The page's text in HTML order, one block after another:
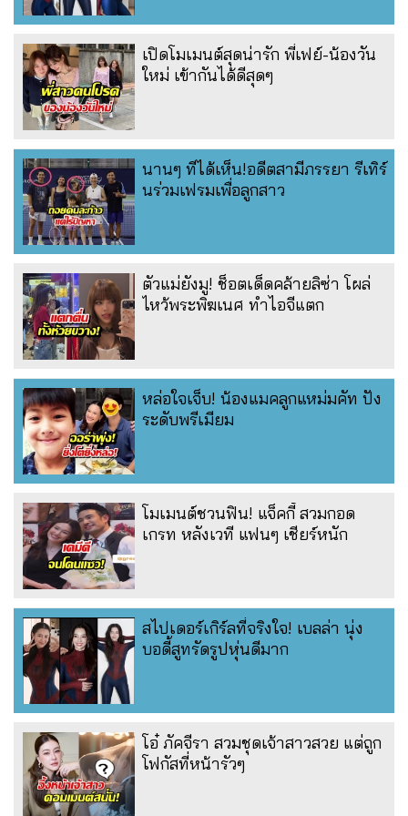
เปิดโมเมนต์สุดน่ารัก พี่เฟย์-น้องวัน
ใหม่ เข้ากันได้ดีสุดๆ
นานๆ ทีได้เห็น!อดีตสามีภรรยา รีเทิร์
นร่วมเฟรมเพื่อลูกสาว
ตัวแม่ยังมู! ช็อตเด็ดคล้ายลิซ่า โผล่
ไหว้พระพิฆเนศ ทำไอจีแตก
หล่อใจเจ็บ! น้องแมคลูกแหม่มคัท ปัง
ระดับพรีเมียม
โมเมนต์ชวนฟิน! แจ็คกี้ สวมกอด
เกรท หลังเวที แฟนๆ เชียร์หนัก
สไปเดอร์เกิร์ลที่จริงใจ! เบลล่า นุ่ง
บอดี้สูทรัดรูปหุ่นดีมาก
โอ๋ ภัคจีรา สวมชุดเจ้าสาวสวย แต่ถูก
โฟกัสที่หน้ารัวๆ